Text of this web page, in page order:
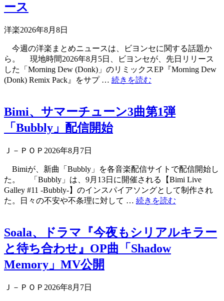
ース
洋楽2026年8月8日
今週の洋楽まとめニュースは、ビヨンセに関する話題か
ら。 現地時間2026年8月5日、ビヨンセが、先日リリース
した「Morning Dew (Donk)」のリミックスEP『Morning Dew
(Donk) Remix Pack』をサプ … 続きを読む
Bimi、サマーチューン3曲第1弾
「Bubbly」配信開始
Ｊ－ＰＯＰ 2026年8月7日
Bimiが、新曲「Bubbly」を各音楽配信サイトで配信開始し
た。 「Bubbly」は、9月13日に開催される【Bimi Live
Galley #11 -Bubbly-】のインスパイアソングとして制作され
た。日々の不安や不条理に対して … 続きを読む
Soala、ドラマ『今夜もシリアルキラー
と待ち合わせ』OP曲「Shadow
Memory」MV公開
Ｊ－ＰＯＰ 2026年8月7日